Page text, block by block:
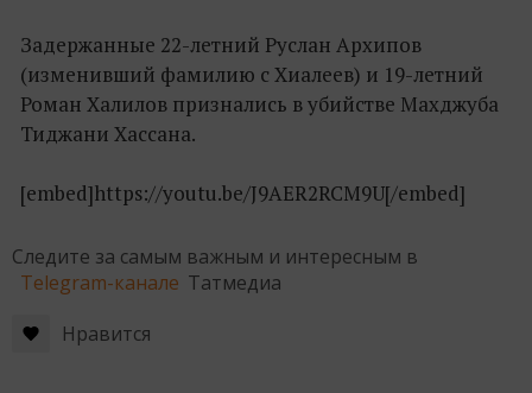
Задержанные 22-летний Руслан Архипов
(изменивший фамилию с Хиалеев) и 19-летний
Роман Халилов признались в убийстве Махджуба
Тиджани Хассана.
[embed]https://youtu.be/J9AER2RCM9U[/embed]
Следите за самым важным и интересным в
Telegram-канале Татмедиа
Нравится